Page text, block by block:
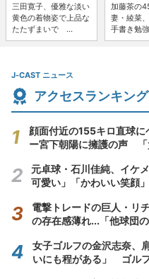
三田寛子、優雅な淡い
黄色の着物姿で上品な
たたずまいで ...
加藤茶の
妻・綾菜
手書き勉
J-CAST ニュース
アクセスランキング
顔面付近の155キロ直球
ー宮下朝陽に擁護の声 「
元卓球・石川佳純、イケ
可愛い」「かわいい笑顔
電撃トレードの巨人・リ
の存在感薄れ...「他球団
女子ゴルフの金沢志奈、
いにも程がある」 ゴル